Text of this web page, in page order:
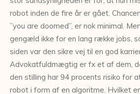
robot inden de fire år er gået.
”you are doomed”, er nok minimal.
gengæld ikke for en lang række jobs,
siden var den sikre vej til en god
Advokatfuldmægtig er fx et af dem,
den stilling har 94 procents risiko for
robot i form af en algoritme. Hvilket